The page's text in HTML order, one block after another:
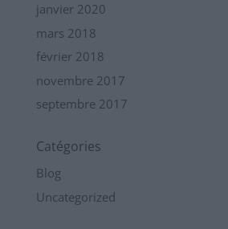
janvier 2020
mars 2018
février 2018
novembre 2017
septembre 2017
Catégories
Blog
Uncategorized